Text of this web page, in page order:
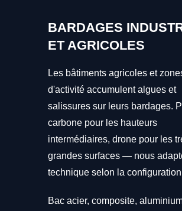
BARDAGES
ET AGRICOLES
Les bâtiments agricoles et
d'activité accumulent algues et
salissures sur leurs bardages.
carbone pour les hauteurs
intermédiaires, drone pour les
grandes surfaces — nous
technique selon la
Bac acier, composite,